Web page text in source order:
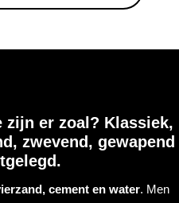
zijn er zoal? Klassiek,
zwevend, gewapend
cement en water. Men